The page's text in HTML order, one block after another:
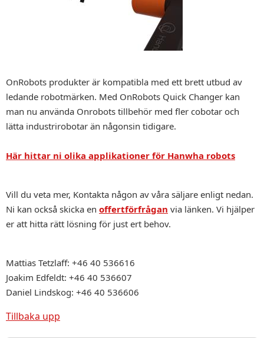
OnRobots produkter är kompatibla med ett brett utbud av
ledande robotmärken. Med OnRobots Quick Changer kan
man nu använda Onrobots tillbehör med fler cobotar och
lätta industrirobotar än någonsin tidigare.
Här hittar ni olika applikationer för Hanwha robots
Vill du veta mer, Kontakta någon av våra säljare enligt nedan.
Ni kan också skicka en offertförfrågan via länken. Vi hjälper
er att hitta rätt lösning för just ert behov.
Mattias Tetzlaff: +46 40 536616
Joakim Edfeldt: +46 40 536607
Daniel Lindskog: +46 40 536606
Tillbaka upp